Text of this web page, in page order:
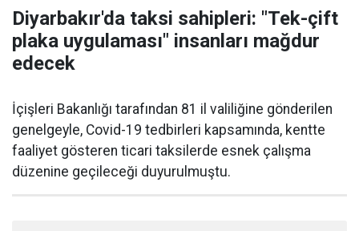
Diyarbakır'da taksi sahipleri: "Tek-çift
plaka uygulaması" insanları mağdur
edecek
​İçişleri Bakanlığı tarafından 81 il valiliğine gönderilen
genelgeyle, Covid-19 tedbirleri kapsamında, kentte
faaliyet gösteren ticari taksilerde esnek çalışma
düzenine geçileceği duyurulmuştu.